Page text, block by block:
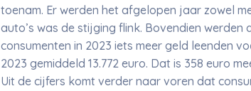
toenam. Er werden het afgelopen jaar zowel
auto’s was de stijging flink. Bovendien werden
consumenten in 2023 iets meer geld leenden
2023 gemiddeld 13.772 euro. Dat is 358 euro
Uit de cijfers komt verder naar voren dat